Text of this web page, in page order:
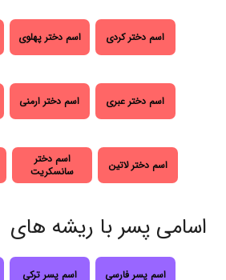
اسم دختر کردی اسم دختر پهلوی
اسم دختر عبری اسم دختر ارمنی
اسم دختر لاتین
اسم دختر
سانسکریت
اسامی پسر با ریشه های
اسم پسر فارسی اسم پسر ترکی